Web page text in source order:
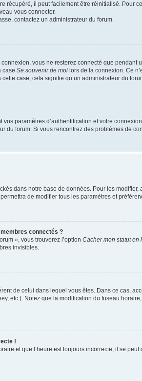
récupéré, il peut facilement être réinitialisé. Pour
vous connecter.
contactez un administrateur du forum.
vous ne resterez connecté que pendant
case Se souvenir de moi lors de la connexion. Ce
case, cela signifie qu’un administrateur du
paramètres d’authentification et votre
du forum. Si vous rencontrez des problèmes de
dans notre base de données. Pour les modifier,
de modifier tous les paramètres et
connectés ?
», vous trouverez l’option Cacher mon statut en
invisibles.
de celui dans lequel vous êtes. Dans ce cas,
etc.). Notez que la modification du fuseau
!
et que l’heure est toujours incorrecte, il se